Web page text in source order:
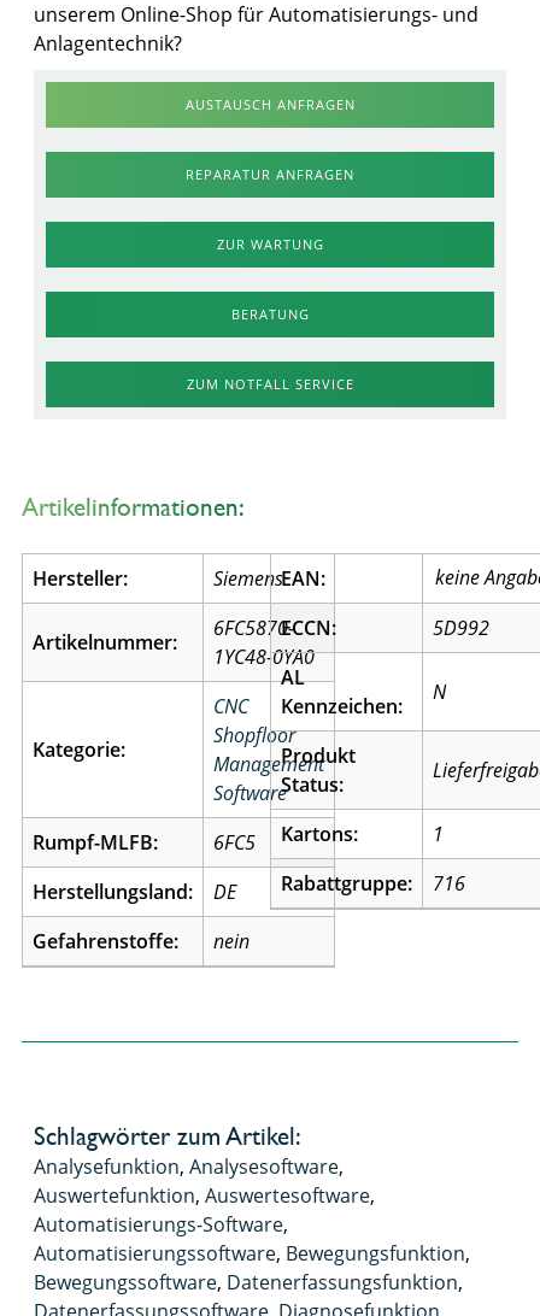
unserem Online-Shop für Automatisierungs- und
Anlagentechnik?
AUSTAUSCH ANFRAGEN
REPARATUR ANFRAGEN
ZUR WARTUNG
BERATUNG
ZUM NOTFALL SERVICE
Artikelinformationen:
Hersteller: Siemens
Artikelnummer:
6FC5870-
1YC48-0YA0
Kategorie:
CNC
Shopfloor
Management
Software
Rumpf-MLFB:
6FC5
Herstellungsland:
DE
Gefahrenstoffe:
nein
EAN:
ECCN:
5D992
AL
Kennzeichen:
N
Produkt
Status:
Kartons:
1
Rabattgruppe:
716
Schlagwörter zum Artikel:
Analysefunktion, Analysesoftware,
Auswertefunktion, Auswertesoftware,
Automatisierungs-Software,
Automatisierungssoftware, Bewegungsfunktion,
Bewegungssoftware, Datenerfassungsfunktion,